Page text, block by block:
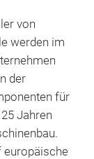
von
werden im
der
für
Jahren
europäische